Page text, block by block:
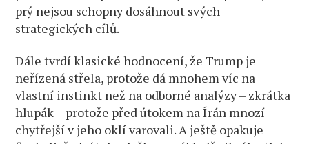
prý nejsou schopny dosáhnout svých
strategických cílů.
Dále tvrdí klasické hodnocení, že Trump je
neřízená střela, protože dá mnohem víc na
vlastní instinkt než na odborné analýzy – zkrátka
hlupák – protože před útokem na Írán mnozí
chytřejší v jeho oklí varovali. A ještě opakuje